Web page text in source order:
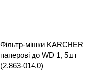
Фільтр-мішки KARCHER
паперові до WD 1, 5шт
(2.863-014.0)